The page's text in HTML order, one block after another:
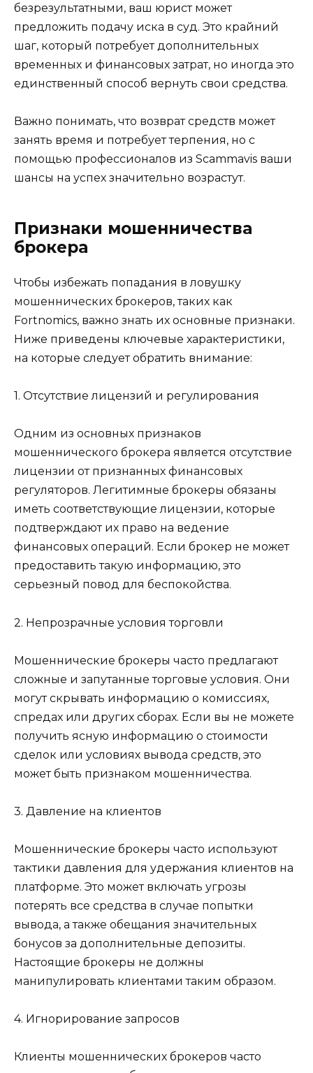
безрезультатными, ваш юрист может
предложить подачу иска в суд. Это крайний
шаг, который потребует дополнительных
временных и финансовых затрат, но иногда это
единственный способ вернуть свои средства.
Важно понимать, что возврат средств может
занять время и потребует терпения, но с
помощью профессионалов из Scammavis ваши
шансы на успех значительно возрастут.
Признаки мошенничества
брокера
Чтобы избежать попадания в ловушку
мошеннических брокеров, таких как
Fortnomics, важно знать их основные признаки.
Ниже приведены ключевые характеристики,
на которые следует обратить внимание:
1. Отсутствие лицензий и регулирования
Одним из основных признаков
мошеннического брокера является отсутствие
лицензии от признанных финансовых
регуляторов. Легитимные брокеры обязаны
иметь соответствующие лицензии, которые
подтверждают их право на ведение
финансовых операций. Если брокер не может
предоставить такую информацию, это
серьезный повод для беспокойства.
2. Непрозрачные условия торговли
Мошеннические брокеры часто предлагают
сложные и запутанные торговые условия. Они
могут скрывать информацию о комиссиях,
спредах или других сборах. Если вы не можете
получить ясную информацию о стоимости
сделок или условиях вывода средств, это
может быть признаком мошенничества.
3. Давление на клиентов
Мошеннические брокеры часто используют
тактики давления для удержания клиентов на
платформе. Это может включать угрозы
потерять все средства в случае попытки
вывода, а также обещания значительных
бонусов за дополнительные депозиты.
Настоящие брокеры не должны
манипулировать клиентами таким образом.
4. Игнорирование запросов
Клиенты мошеннических брокеров часто